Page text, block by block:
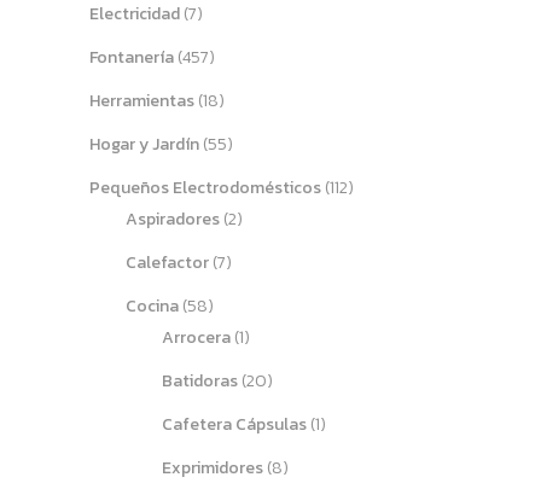
Electricidad(7)
Fontanería(457)
Herramientas(18)
Hogar y Jardín(55)
Pequeños Electrodomésticos(112)
Aspiradores(2)
Calefactor(7)
Cocina(58)
Arrocera(1)
Batidoras(20)
Cafetera Cápsulas(1)
Exprimidores(8)